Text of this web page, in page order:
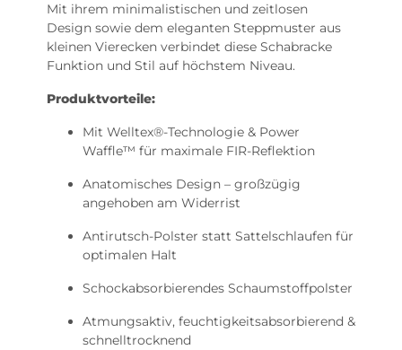
Mit ihrem minimalistischen und zeitlosen
Design sowie dem eleganten Steppmuster aus
kleinen Vierecken verbindet diese Schabracke
Funktion und Stil auf höchstem Niveau.
Produktvorteile:
Mit Welltex®-Technologie & Power
Waffle™️ für maximale FIR-Reflektion
Anatomisches Design – großzügig
angehoben am Widerrist
Antirutsch-Polster statt Sattelschlaufen für
optimalen Halt
Schockabsorbierendes Schaumstoffpolster
Atmungsaktiv, feuchtigkeitsabsorbierend &
schnelltrocknend